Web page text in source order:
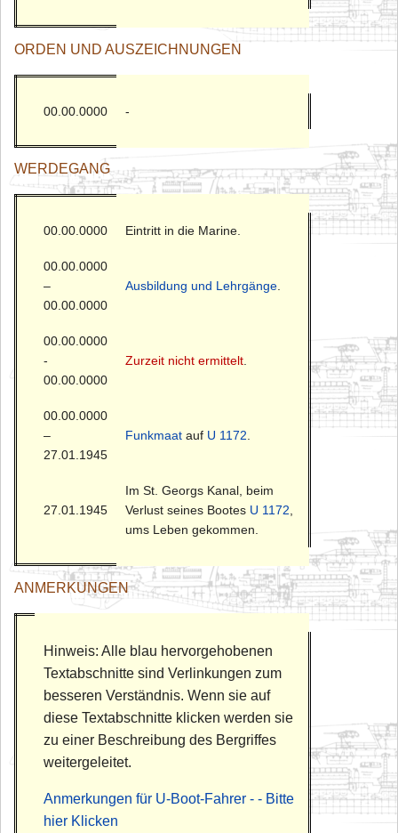
ORDEN UND AUSZEICHNUNGEN
00.00.0000 -
WERDEGANG
00.00.0000 Eintritt in die Marine.
00.00.0000
–
00.00.0000
Ausbildung und Lehrgänge.
00.00.0000
-
00.00.0000
Zurzeit nicht ermittelt.
00.00.0000
–
27.01.1945
Funkmaat auf U 1172.
27.01.1945
Im St. Georgs Kanal, beim
Verlust seines Bootes U 1172,
ums Leben gekommen.
ANMERKUNGEN
Hinweis: Alle blau hervorgehobenen
Textabschnitte sind Verlinkungen zum
besseren Verständnis. Wenn sie auf
diese Textabschnitte klicken werden sie
zu einer Beschreibung des Bergriffes
weitergeleitet.
Anmerkungen für U-Boot-Fahrer - - Bitte
hier Klicken